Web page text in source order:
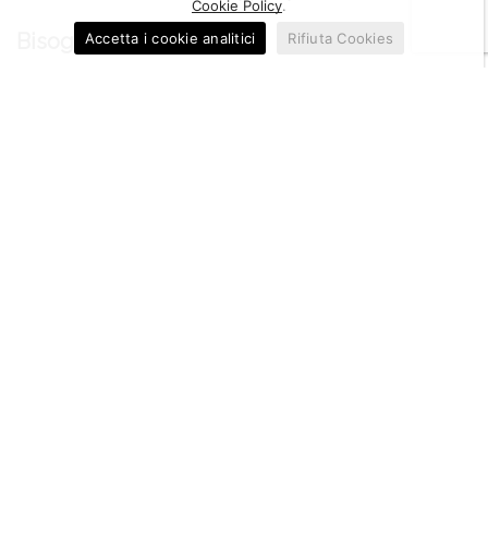
Cookie Policy.
Accetta i cookie analitici
Rifiuta Cookies
Bisogno di aiuto?